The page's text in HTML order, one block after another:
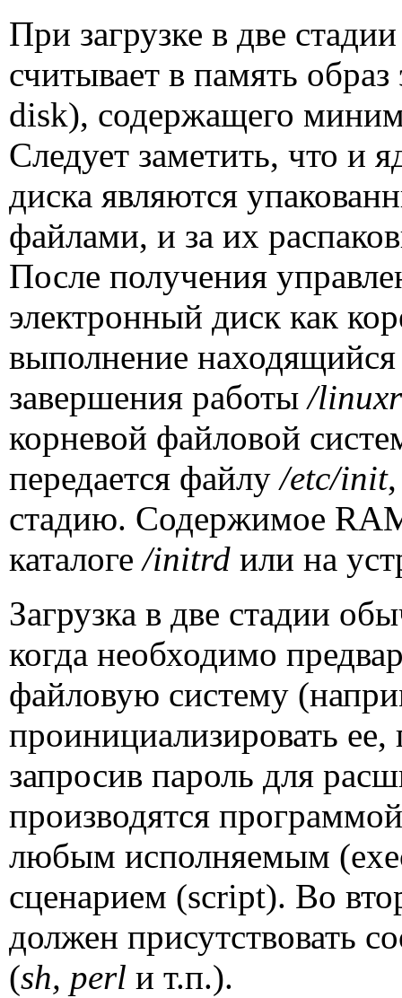
При загрузке в две
считывает в память
disk), содержащего
Следует заметить, что и
диска являются
файлами, и за их
После получения
электронный диск как
выполнение
завершения работы/
корневой файловой
передается файлу/etc/init
стадию. Содержимое
каталоге/initrdили на
Загрузка в две стадии
когда необходимо
файловую систему
проинициализировать
запросив пароль для
производятся
любым исполняемым (
сценарием (script). Во
должен присутствовать
(sh, perl и т.п.).